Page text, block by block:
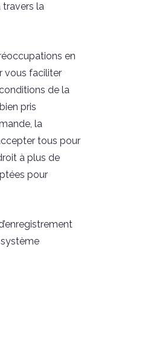
travers la
en
vous faciliter
de la
pris
la
tous pour
à plus de
pour